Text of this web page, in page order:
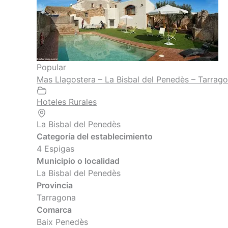
Popular
Mas Llagostera – La Bisbal del Penedès –
Hoteles Rurales
La Bisbal del Penedès
Categoría del establecimiento
4 Espigas
Municipio o localidad
La Bisbal del Penedès
Provincia
Tarragona
Comarca
Baix Penedès